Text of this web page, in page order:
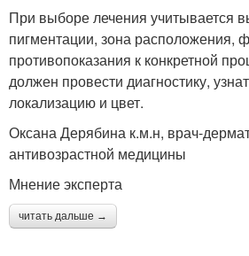
При выборе лечения учитывается
пигментации, зона расположения,
противопоказания к конкретной
должен провести диагностику,
локализацию и цвет.
Оксана Дерябина к.м.н, врач-
антивозрастной медицины
Мнение эксперта
читать дальше →